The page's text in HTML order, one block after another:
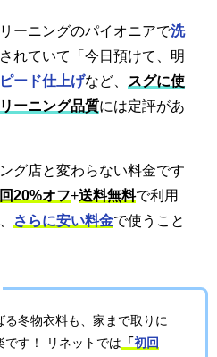
ーニングのパイオニアで洗
れていて「今日預けて、明
ード仕上げなど、
スグに使
ーニング品質には定評があ
グ店と変わらない料金です
20%オフ+送料無料で利用
さらに安い料金で使うこと
る冬物衣料も、家まで取りに
です！ リネットでは 「初回